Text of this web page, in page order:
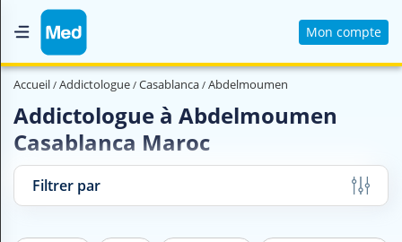
Mon compte
Accueil
Magazine Médical
Nous contacter
Accueil Addictologue Casablanca Abdelmoumen
Addictologue à Abdelmoumen
Casablanca Maroc
Filtrer par